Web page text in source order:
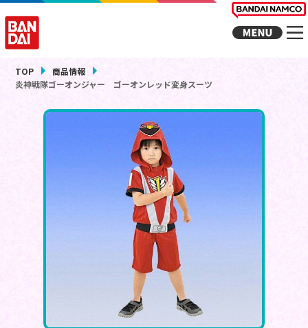
TOP
商品情報
炎神戦隊ゴーオンジャー ゴーオンレッド変身スーツ